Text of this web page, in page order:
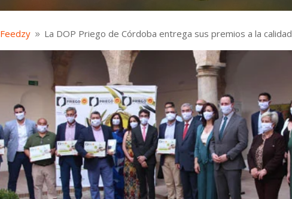
Feedzy 9 La DOP Priego de Córdoba entrega sus premios a la calidad